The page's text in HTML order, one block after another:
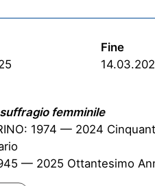
Fine
femminile
1974 — 2024
— 2025 Ottantesimo